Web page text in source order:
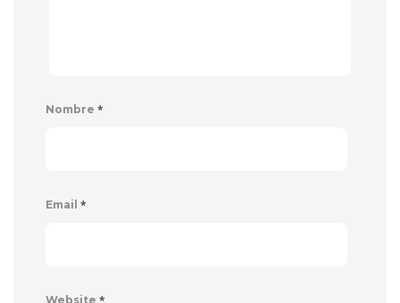
Nombre *
Email *
Website